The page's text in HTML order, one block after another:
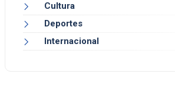
Cultura
Deportes
Internacional